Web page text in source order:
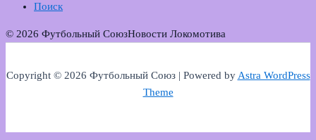
Поиск
© 2026 Футбольный СоюзНовости Локомотива
Copyright © 2026 Футбольный Союз | Powered byAstra WordPress
Theme